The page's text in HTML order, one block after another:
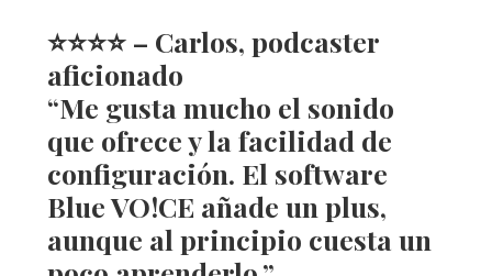
⭐️⭐️⭐️⭐️ – Carlos, podcaster
aficionado
“Me gusta mucho el sonido
que ofrece y la facilidad de
configuración. El software
Blue VO!CE añade un plus,
aunque al principio cuesta un